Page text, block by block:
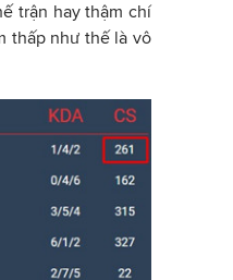
trận hay thậm chí
thấp như thế là vô